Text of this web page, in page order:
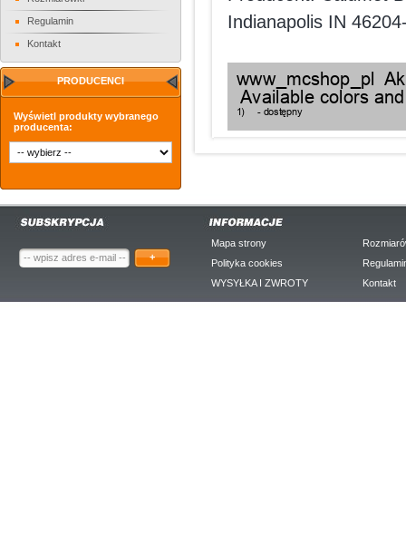
Regulamin
Kontakt
PRODUCENCI
Wyświetl produkty wybranego
producenta:
Indianapolis IN
+
Mapa strony
Polityka cookies
WYSYŁKA I ZWROTY
Kontakt